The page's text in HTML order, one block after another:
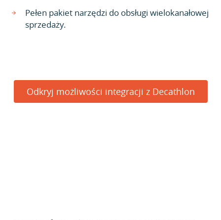
Pełen pakiet narzędzi do obsługi wielokanałowej
sprzedaży.
Odkryj możliwości integracji z Decathlon